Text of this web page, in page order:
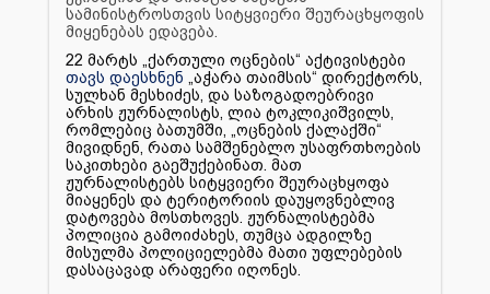
სამინისტროსთვის სიტყვიერი შეურაცხყოფის
მიყენებას ედავება.
22 მარტს „ქართული ოცნების“ აქტივისტები
თავს დაესხნენ „აჭარა თაიმსის“ დირექტორს,
სულხან მესხიძეს, და საზოგადოებრივი
არხის ჟურნალისტს, ლია ტოკლიკიშვილს,
რომლებიც ბათუმში, „ოცნების ქალაქში“
მივიდნენ, რათა სამშენებლო უსაფრთხოების
საკითხები გაეშუქებინათ. მათ
ჟურნალისტებს სიტყვიერი შეურაცხყოფა
მიაყენეს და ტერიტორიის დაუყოვნებლივ
დატოვება მოსთხოვეს. ჟურნალისტებმა
პოლიცია გამოიძახეს, თუმცა ადგილზე
მისულმა პოლიციელებმა მათი უფლებების
დასაცავად არაფერი იღონეს.